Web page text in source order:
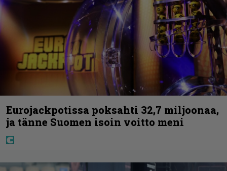
Eurojackpotissa poksahti 32,7 miljoonaa,
ja tänne Suomen isoin voitto meni